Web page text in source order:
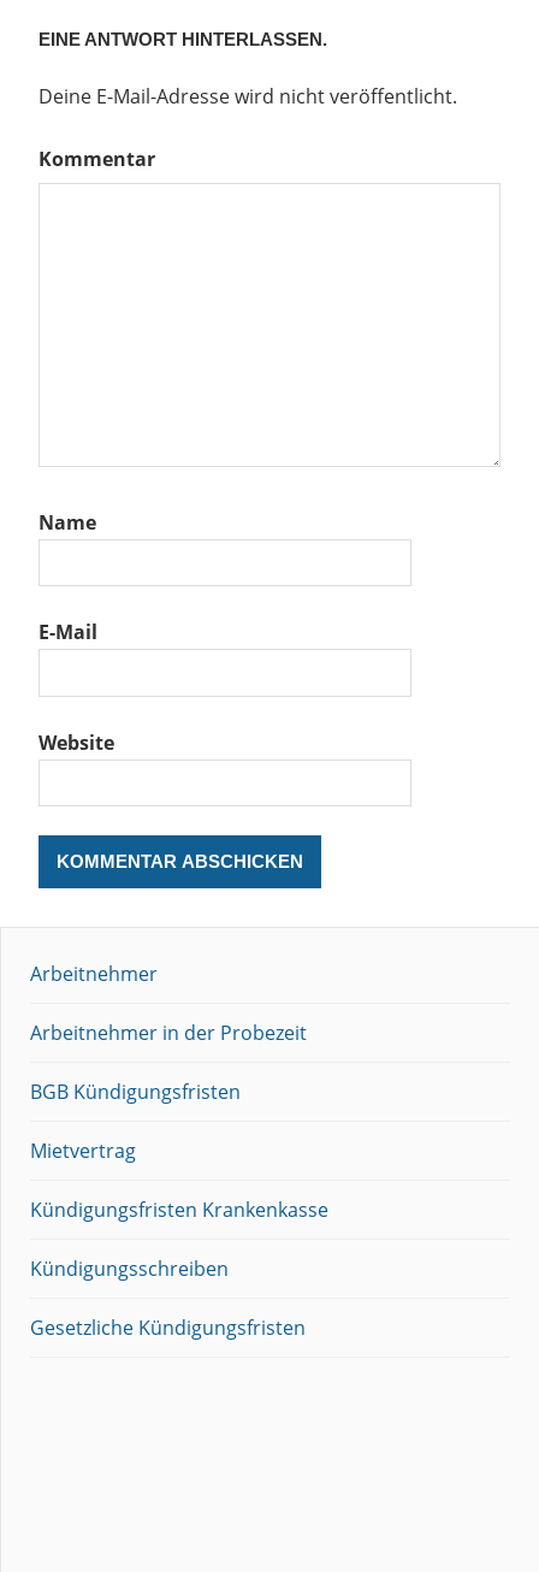
EINE ANTWORT HINTERLASSEN.
Deine E-Mail-Adresse wird nicht veröffentlicht.
Kommentar
Name
E-Mail
Website
Arbeitnehmer
Arbeitnehmer in der Probezeit
BGB Kündigungsfristen
Mietvertrag
Kündigungsfristen Krankenkasse
Kündigungsschreiben
Gesetzliche Kündigungsfristen